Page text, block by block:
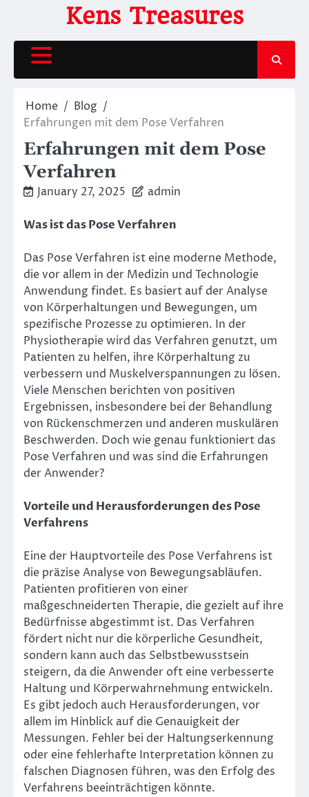
content
Kens Treasures
Home
Blog
Erfahrungen mit dem Pose Verfahren
Erfahrungen mit dem Pose
Verfahren
January 27, 2025 admin
Was ist das Pose Verfahren
Das Pose Verfahren ist eine moderne Methode,
die vor allem in der Medizin und Technologie
Anwendung findet. Es basiert auf der Analyse
von Körperhaltungen und Bewegungen, um
spezifische Prozesse zu optimieren. In der
Physiotherapie wird das Verfahren genutzt, um
Patienten zu helfen, ihre Körperhaltung zu
verbessern und Muskelverspannungen zu lösen.
Viele Menschen berichten von positiven
Ergebnissen, insbesondere bei der Behandlung
von Rückenschmerzen und anderen muskulären
Beschwerden. Doch wie genau funktioniert das
Pose Verfahren und was sind die Erfahrungen
der Anwender?
Vorteile und Herausforderungen des Pose
Verfahrens
Eine der Hauptvorteile des Pose Verfahrens ist
die präzise Analyse von Bewegungsabläufen.
Patienten profitieren von einer
maßgeschneiderten Therapie, die gezielt auf ihre
Bedürfnisse abgestimmt ist. Das Verfahren
fördert nicht nur die körperliche Gesundheit,
sondern kann auch das Selbstbewusstsein
steigern, da die Anwender oft eine verbesserte
Haltung und Körperwahrnehmung entwickeln.
Es gibt jedoch auch Herausforderungen, vor
allem im Hinblick auf die Genauigkeit der
Messungen. Fehler bei der Haltungserkennung
oder eine fehlerhafte Interpretation können zu
falschen Diagnosen führen, was den Erfolg des
Verfahrens beeinträchtigen könnte.